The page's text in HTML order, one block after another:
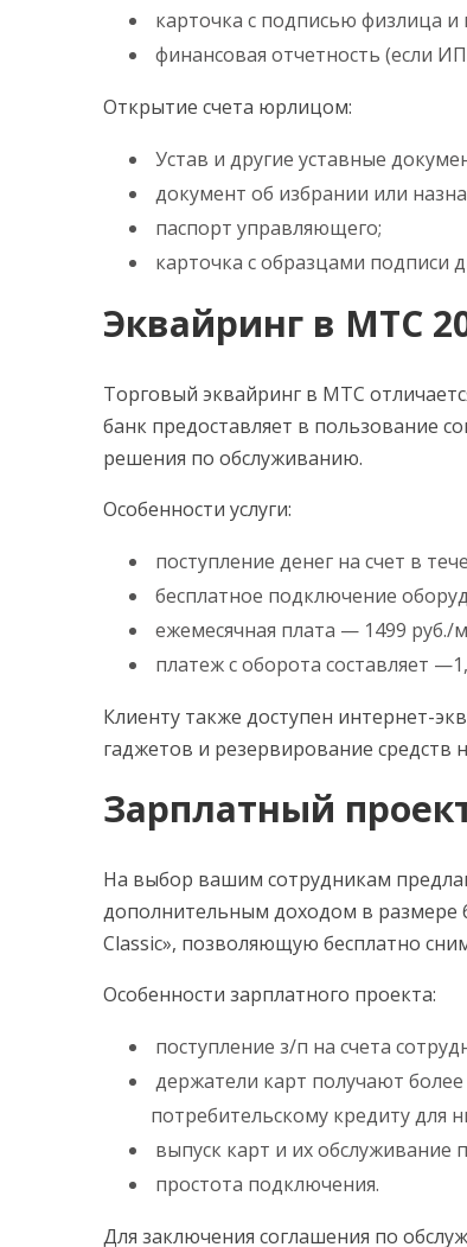
карточка с подписью физлица и
финансовая отчетность (если
Открытие счета юрлицом:
Устав и другие уставные
документ об избрании или
паспорт управляющего;
карточка с образцами подписи
Эквайринг в МТС
Торговый эквайринг в МТС
банк предоставляет в пользование
решения по обслуживанию.
Особенности услуги:
поступление денег на счет в
бесплатное подключение
ежемесячная плата — 1499 руб./
платеж с оборота составляет
Клиенту также доступен интернет-
гаджетов и резервирование средств
Зарплатный
На выбор вашим сотрудникам
дополнительным доходом в размере
Classic», позволяющую бесплатно
Особенности зарплатного проекта:
поступление з/п на счета
держатели карт получают
потребительскому кредиту для
выпуск карт и их обслуживание
простота подключения.
Для заключения соглашения по